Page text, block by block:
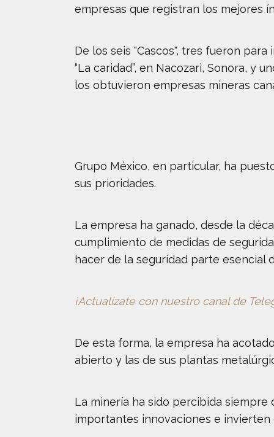
empresas que registran los mejores
De los seis "Cascos", tres fueron
“La caridad”, en Nacozari, Sonora, y
los obtuvieron empresas mineras
Grupo México, en particular, ha
sus prioridades.
La empresa ha ganado, desde la
cumplimiento de medidas de
hacer de la seguridad parte esencial
¡Actualízate con nuestro canal de
De esta forma, la empresa ha
abierto y las de sus plantas
La minería ha sido percibida siempre
importantes innovaciones e invierten